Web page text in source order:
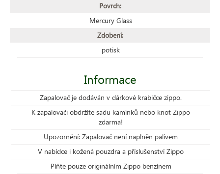
Povrch:
Mercury Glass
Zdobení:
potisk
Informace
Zapalovač je dodáván v dárkové krabičce zippo.
K zapalovači obdržíte sadu kamínků nebo knot Zippo
zdarma!
Upozornění: Zapalovač není naplněn palivem
V nabídce i kožená pouzdra a příslušenství Zippo
Plňte pouze originálním Zippo benzínem